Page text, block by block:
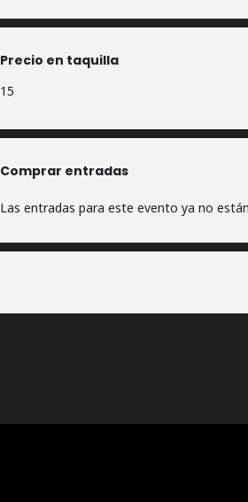
Precio en taquilla
15
Comprar entradas
Las entradas para este evento ya no